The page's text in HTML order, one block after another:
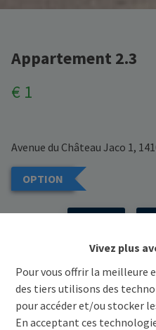
Vivez plus
Pour vous offrir la meilleure
des tiers utilisons des
pour accéder et/ou stocker
En acceptant ces
Appartement 2.3
€ 1
Avenue du Château Jaco 1,
OPTION
Demande
2 110.7 m²